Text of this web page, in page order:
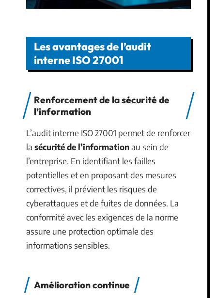
Les avantages de l’audit
interne ISO 27001
Renforcement de la sécurité de
l’information
L’audit interne ISO 27001 permet de renforcer
la sécurité de l’informationau sein de
l’entreprise. En identifiant les failles
potentielles et en proposant des mesures
correctives, il prévient les risques de
cyberattaques et de fuites de données. La
conformité avec les exigences de la norme
assure une protection optimale des
informations sensibles.
Amélioration continue